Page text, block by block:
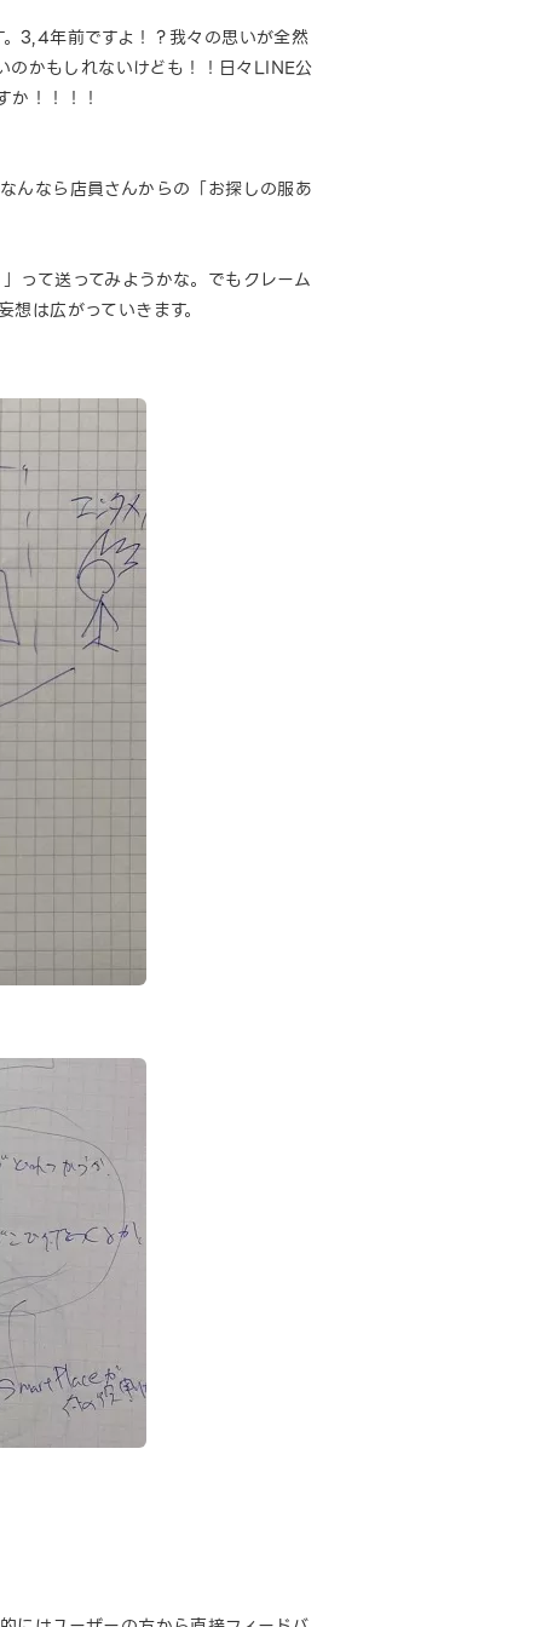
3,4年前ですよ！？我々の思いが全然
のかもしれないけども！！日々LINE公
か！！！！
んなら店員さんからの「お探しの服あ
って送ってみようかな。でもクレーム
は広がっていきます。